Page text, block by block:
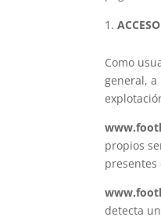
Como
general,
propios
detecta